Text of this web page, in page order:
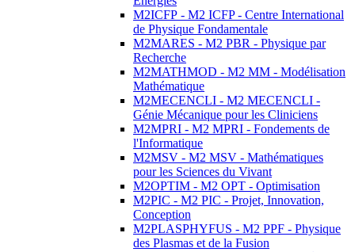
M2ICFP - M2 ICFP - Centre International
de Physique Fondamentale
M2MARES - M2 PBR - Physique par
Recherche
M2MATHMOD - M2 MM - Modélisation
Mathématique
M2MECENCLI - M2 MECENCLI -
Génie Mécanique pour les Cliniciens
M2MPRI - M2 MPRI - Fondements de
l'Informatique
M2MSV - M2 MSV - Mathématiques
pour les Sciences du Vivant
M2OPTIM - M2 OPT - Optimisation
M2PIC - M2 PIC - Projet, Innovation,
Conception
M2PLASPHYFUS - M2 PPF - Physique
des Plasmas et de la Fusion